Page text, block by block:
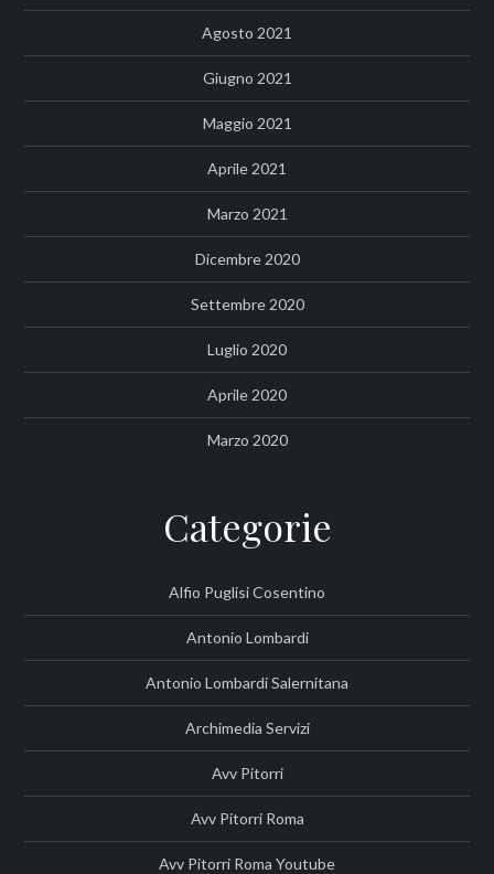
Agosto 2021
Giugno 2021
Maggio 2021
Aprile 2021
Marzo 2021
Dicembre 2020
Settembre 2020
Luglio 2020
Aprile 2020
Marzo 2020
Categorie
Alfio Puglisi Cosentino
Antonio Lombardi
Antonio Lombardi Salernitana
Archimedia Servizi
Avv Pitorri
Avv Pitorri Roma
Avv Pitorri Roma Youtube